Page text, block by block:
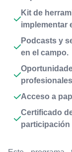
Kit de
implementar
Podcasts y
en el campo.
Acceso a
Certificado
participación